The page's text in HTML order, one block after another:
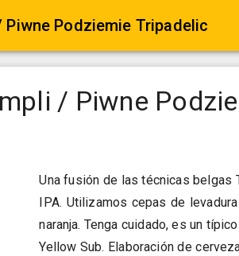
Piwne Podziemie Tripadelic
/ Piwne
Una fusión de las técnicas belgas
IPA. Utilizamos cepas de
naranja. Tenga cuidado, es un
Yellow Sub. Elaboración de